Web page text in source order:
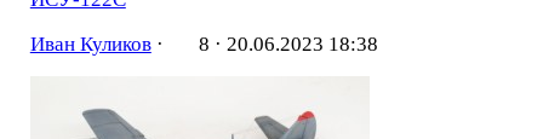
Иван Куликов· 8 · 20.06.2023 18:38